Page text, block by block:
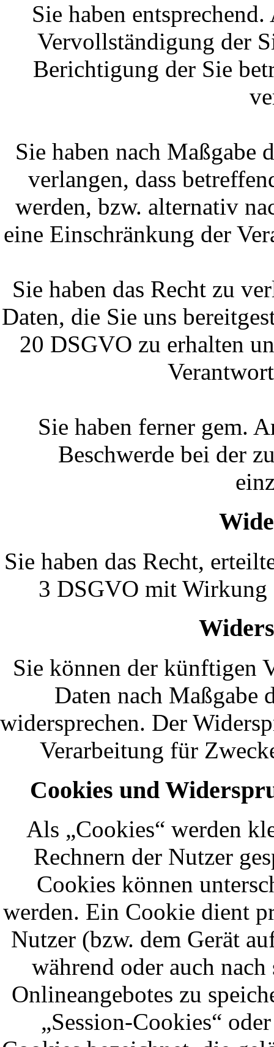
Sie haben
Vervollständigung der
Berichtigung der Sie
Sie haben nach Maßgabe
verlangen, dass
werden, bzw. alternativ
eine Einschränkung der
Sie haben das Recht zu
Daten, die Sie uns
20 DSGVO zu erhalten
Sie haben ferner gem.
Beschwerde bei der
Sie haben das Recht,
3 DSGVO mit
Sie können der künftigen
Daten nach Maßgabe
widersprechen. Der
Verarbeitung für
Cookies und
Als „Cookies“ werden
Rechnern der Nutzer
Cookies können
werden. Ein Cookie dient
Nutzer (bzw. dem Gerät
während oder auch
Onlineangebotes zu
„Session-Cookies“